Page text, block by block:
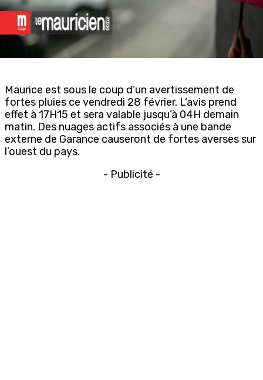
Maurice est sous le coup d’un avertissement de
fortes pluies ce vendredi 28 février. L’avis prend
effet à 17H15 et sera valable jusqu’à 04H demain
matin. Des nuages actifs associés à une bande
externe de Garance causeront de fortes averses sur
l’ouest du pays.
- Publicité -